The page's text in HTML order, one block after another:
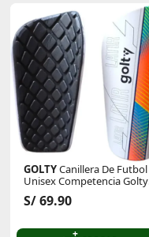
GOLTYCanillera De Futbol
Unisex Competencia Golty
Latir
S/ 69.90